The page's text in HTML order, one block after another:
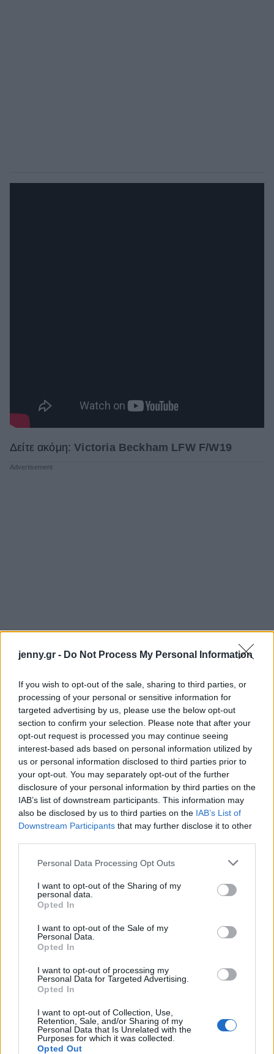
jenny.gr - Do Not Process My Personal Information
If you wish to opt-out of the sale, sharing to third parties, or
processing of your personal or sensitive information for
targeted advertising by us, please use the below opt-out
section to confirm your selection. Please note that after your
opt-out request is processed you may continue seeing
interest-based ads based on personal information utilized by
us or personal information disclosed to third parties prior to
your opt-out. You may separately opt-out of the further
disclosure of your personal information by third parties on the
IAB’s list of downstream participants. This information may
also be disclosed by us to third parties on the IAB’s List of
Downstream Participants that may further disclose it to other
Please note that this website/app uses one or more Google
not limited to your visit or usage behaviour. You may click to
grant or deny consent to Google and its third-party tags to
use your data for below specified purposes in below Google
consent section.
Personal Data Processing Opt Outs
I want to opt-out of the Sharing of my
personal data.
Opted In
I want to opt-out of the Sale of my
Personal Data.
Opted In
I want to opt-out of processing my
Personal Data for Targeted Advertising.
Opted In
I want to opt-out of Collection, Use,
Retention, Sale, and/or Sharing of my
Personal Data that Is Unrelated with the
Purposes for which it was collected.
Opted Out
Δείτε ακόμη:Victoria Beckham LFW F/W19